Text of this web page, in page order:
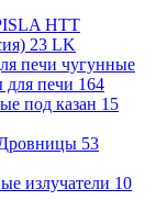
HTT
23 LK
печи чугунные
для печи 164
под казан 15
53
излучатели 10